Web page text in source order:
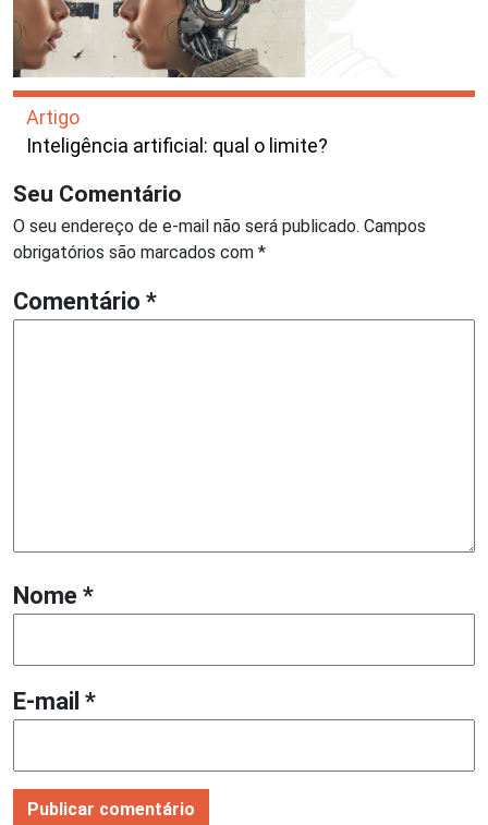
Artigo
Inteligência artificial: qual o limite?
Seu Comentário
O seu endereço de e-mail não será publicado. Campos
obrigatórios são marcados com *
Comentário *
Nome *
E-mail *